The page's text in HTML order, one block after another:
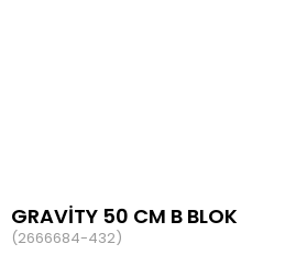
GRAVİTY 50 CM B BLOK
(2666684-432)